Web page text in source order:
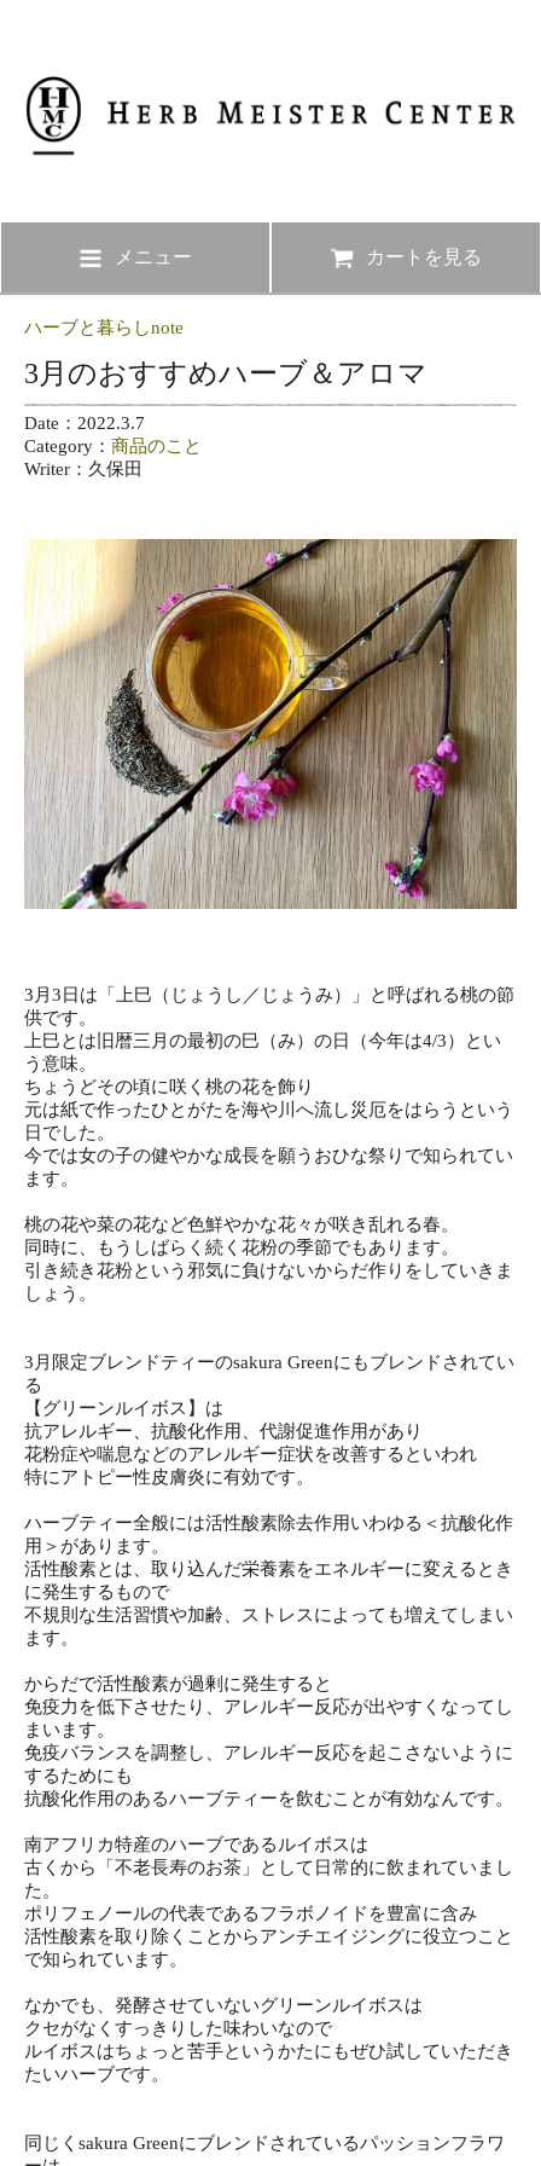
メニュー カートを見る
ハーブと暮らしnote
3月のおすすめハーブ＆アロマ
Date：2022.3.7
Category： 商品のこと
Writer：久保田
3月3日は「上巳（じょうし／じょうみ）」と呼ばれる桃の節
供です。
上巳とは旧暦三月の最初の巳（み）の日（今年は4/3）とい
う意味。
ちょうどその頃に咲く桃の花を飾り
元は紙で作ったひとがたを海や川へ流し災厄をはらうという
日でした。
今では女の子の健やかな成長を願うおひな祭りで知られてい
ます。
桃の花や菜の花など色鮮やかな花々が咲き乱れる春。
同時に、もうしばらく続く花粉の季節でもあります。
引き続き花粉という邪気に負けないからだ作りをしていきま
しょう 。
3月限定ブレンドティーのsakura Greenにもブレンドされてい
る
【グリーンルイボス】は
抗アレルギー、抗酸化作用、代謝促進作用があり
花粉症や喘息などのアレルギー症状を改善するといわれ
特にアトピー性皮膚炎に有効です。
ハーブティー全般には活性酸素除去作用いわゆる＜抗酸化作
用＞があります。
活性酸素とは、取り込んだ栄養素をエネルギーに変えるとき
に発生するもので
不規則な生活習慣や加齢、ストレスによっても増えてしまい
ます。
からだで活性酸素が過剰に発生すると
免疫力を低下させたり、アレルギー反応が出やすくなってし
まいます。
免疫バランスを調整し、アレルギー反応を起こさないように
するためにも
抗酸化作用のあるハーブティーを飲むことが有効なんです。
南アフリカ特産のハーブであるルイボスは
古くから「不老長寿のお茶」として日常的に飲まれていまし
た。
ポリフェノールの代表であるフラボノイドを豊富に含み
活性酸素を取り除くことからアンチエイジングに役立つこと
で知られています。
なかでも、発酵させていないグリーンルイボスは
クセがなくすっきりした味わいなので
ルイボスはちょっと苦手というかたにもぜひ試していただき
たいハーブです。
同じくsakura Greenにブレンドされているパッションフラワ